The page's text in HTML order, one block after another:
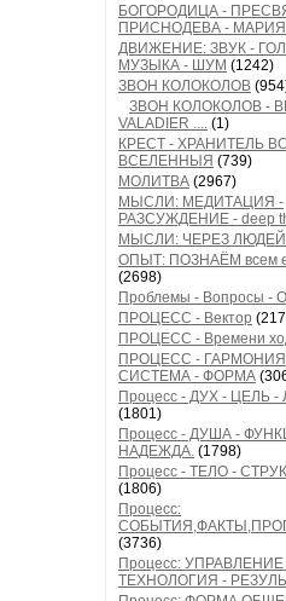
БОГОРОДИЦА -
ПРИСНОДЕВА - МАРИЯ
ДВИЖЕНИЕ: ЗВУК -
МУЗЫКА - ШУМ (1242)
ЗВОН КОЛОКОЛОВ
ЗВОН КОЛОКОЛОВ -
VALADIER .... (1)
КРЕСТ - ХРАНИТЕЛЬ
ВСЕЛЕННЫЯ (739)
МОЛИТВА (2967)
МЫСЛИ: МЕДИТАЦИЯ -
РАЗСУЖДЕНИЕ - deep
МЫСЛИ: ЧЕРЕЗ
ОПЫТ: ПОЗНАЁМ всем
(2698)
Проблемы - Вопросы -
ПРОЦЕСС - Вектор
ПРОЦЕСС - Времени
ПРОЦЕСС -
СИСТЕМА - ФОРМА
Процесс - ДУХ - ЦЕЛЬ
(1801)
Процесс - ДУША -
НАДЕЖДА. (1798)
Процесс - ТЕЛО -
(1806)
Процесс:
(3736)
Процесс: УПРАВЛЕНИЕ
ТЕХНОЛОГИЯ -